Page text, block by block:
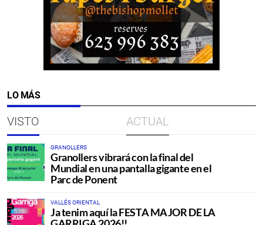
LO MÁS
VISTO ACTUAL
GRANOLLERS
Granollers vibrará con la final del
Mundial en una pantalla gigante en el
Parc de Ponent
VALLÉS ORIENTAL
Ja tenim aquí la FESTA MAJOR DE LA